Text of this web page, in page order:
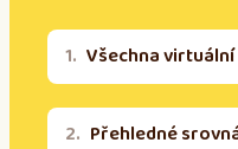
Všechna
Přehledné